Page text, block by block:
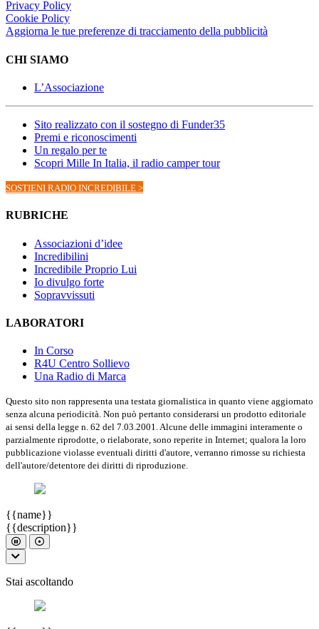
Privacy Policy
Cookie Policy
Aggiorna le tue preferenze di tracciamento della pubblicità
CHI SIAMO
L’Associazione
Sito realizzato con il sostegno di Funder35
Premi e riconoscimenti
Un regalo per te
Scopri Mille In Italia, il radio camper tour
SOSTIENI RADIO INCREDIBILE >
RUBRICHE
Associazioni d’idee
Incredibilini
Incredibile Proprio Lui
Io divulgo forte
Sopravvissuti
LABORATORI
In Corso
R4U Centro Sollievo
Una Radio di Marca
Questo sito non rappresenta una testata giornalistica in quanto viene aggiornato
senza alcuna periodicità. Non può pertanto considerarsi un prodotto editoriale
ai sensi della legge n. 62 del 7.03.2001. Alcune delle immagini interamente o
parzialmente riprodotte, o rielaborate, sono reperite in Internet; qualora la loro
pubblicazione violasse eventuali diritti d'autore, verranno rimosse su richiesta
dell'autore/detentore dei diritti di riproduzione.
{{name}}
{{description}}
Stai ascoltando